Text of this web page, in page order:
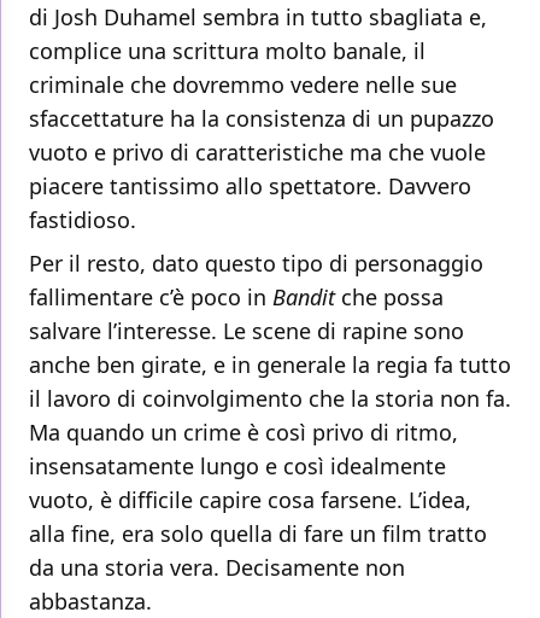
di Josh Duhamel sembra in tutto sbagliata e,
complice una scrittura molto banale, il
criminale che dovremmo vedere nelle sue
sfaccettature ha la consistenza di un pupazzo
vuoto e privo di caratteristiche ma che vuole
piacere tantissimo allo spettatore. Davvero
fastidioso.
Per il resto, dato questo tipo di personaggio
fallimentare c’è poco in Banditche possa
salvare l’interesse. Le scene di rapine sono
anche ben girate, e in generale la regia fa tutto
il lavoro di coinvolgimento che la storia non fa.
Ma quando un crime è così privo di ritmo,
insensatamente lungo e così idealmente
vuoto, è difficile capire cosa farsene. L’idea,
alla fine, era solo quella di fare un film tratto
da una storia vera. Decisamente non
abbastanza.